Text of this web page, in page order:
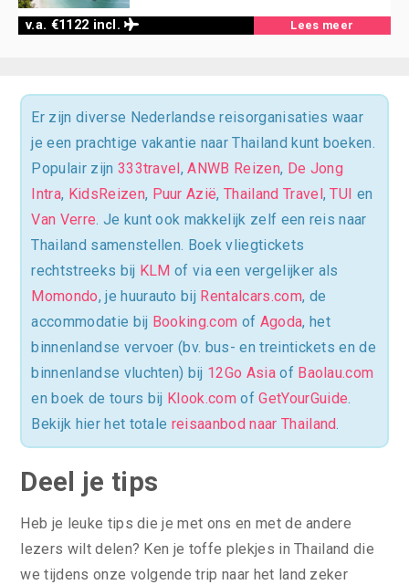
v.a. €1122 incl. Lees meer
Er zijn diverse Nederlandse reisorganisaties waar
je een prachtige vakantie naar Thailand kunt boeken.
Populair zijn 333travel ,ANWB Reizen, De Jong
Intra, KidsReizen, Puur Azië,Thailand Travel ,TUI en
Van Verre. Je kunt ook makkelijk zelf een reis naar
Thailand samenstellen. Boek vliegtickets
rechtstreeks bij KLM of via een vergelijker als
Momondo, je huurauto bij Rentalcars.com, de
accommodatie bij Booking.com of Agoda, het
binnenlandse vervoer (bv. bus- en treintickets en de
binnenlandse vluchten) bij 12Go Asiaof Baolau.com
en boek de tours bij Klook.com ofGetYourGuide.
Bekijk hier het totale reisaanbod naar Thailand.
Deel je tips
Heb je leuke tips die je met ons en met de andere
lezers wilt delen? Ken je toffe plekjes in Thailand die
we tijdens onze volgende trip naar het land zeker